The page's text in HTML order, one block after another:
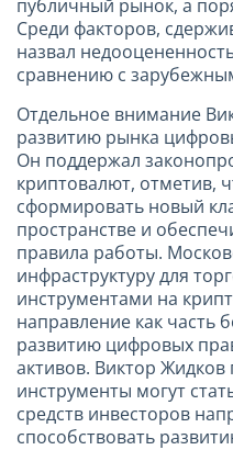
публичный рынок, а
Среди факторов,
назвал
сравнению с
Отдельное внимание
развитию рынка
Он поддержал
криптовалют, отметив,
сформировать новый
пространстве и
правила работы.
инфраструктуру для
инструментами на
направление как часть
развитию цифровых
активов. Виктор
инструменты могут
средств инвесторов
способствовать